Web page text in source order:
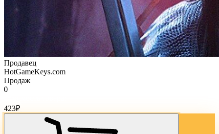
Продавец
HotGameKeys.com
Продаж
0
423₽